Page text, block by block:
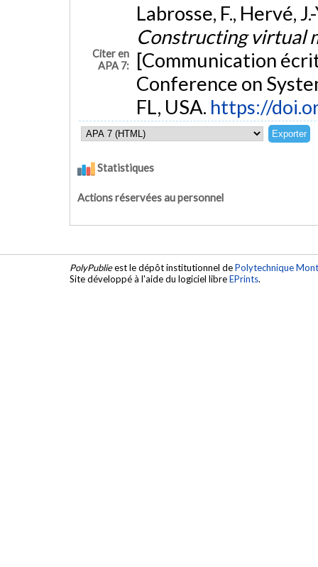
Citer en
APA 7:
Labrosse, F., Hervé,
Constructing virtual
[Communication
Conference on
FL, USA. https://
Statistiques
Actions réservées au personnel
PolyPublieest le dépôt institutionnel dePolytechnique
Site développé à l'aide du logiciel libreEPrints.